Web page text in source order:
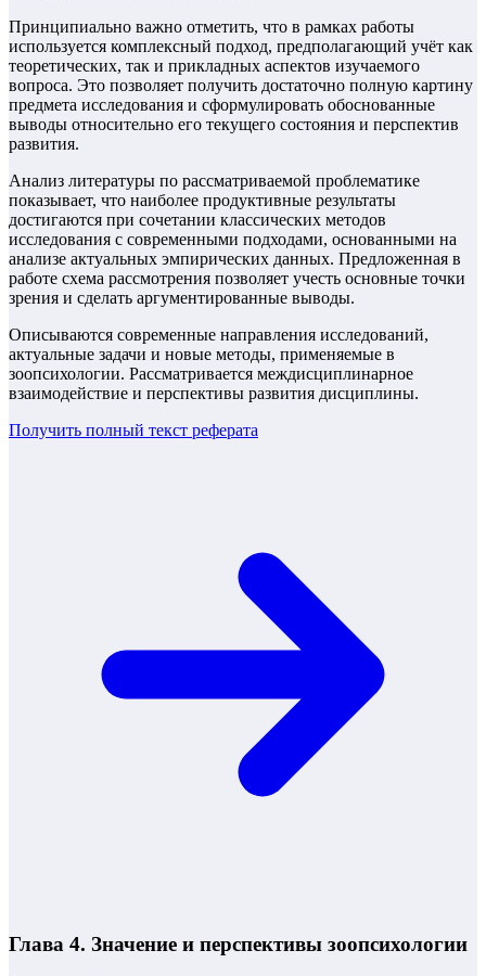
Принципиально важно отметить, что в рамках работы
используется комплексный подход, предполагающий учёт как
теоретических, так и прикладных аспектов изучаемого
вопроса. Это позволяет получить достаточно полную картину
предмета исследования и сформулировать обоснованные
выводы относительно его текущего состояния и перспектив
развития.
Анализ литературы по рассматриваемой проблематике
показывает, что наиболее продуктивные результаты
достигаются при сочетании классических методов
исследования с современными подходами, основанными на
анализе актуальных эмпирических данных. Предложенная в
работе схема рассмотрения позволяет учесть основные точки
зрения и сделать аргументированные выводы.
Описываются современные направления исследований,
актуальные задачи и новые методы, применяемые в
зоопсихологии. Рассматривается междисциплинарное
взаимодействие и перспективы развития дисциплины.
Получить полный текст реферата
Глава 4. Значение и перспективы зоопсихологии